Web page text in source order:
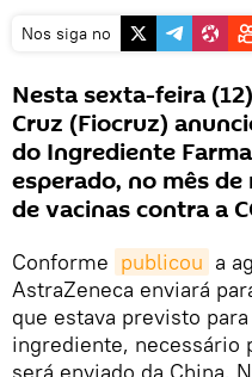
Nos siga no
Nesta sexta-feira
Cruz (Fiocruz)
do Ingrediente
esperado, no mês
de vacinas contra a
Conforme publicou a
AstraZeneca enviará
que estava previsto
ingrediente, necessário
será enviado da China.